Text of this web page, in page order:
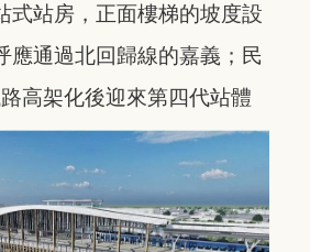
式站房，正面樓梯的坡度設
應通過北回歸線的嘉義；民
高架化後迎來第四代站體